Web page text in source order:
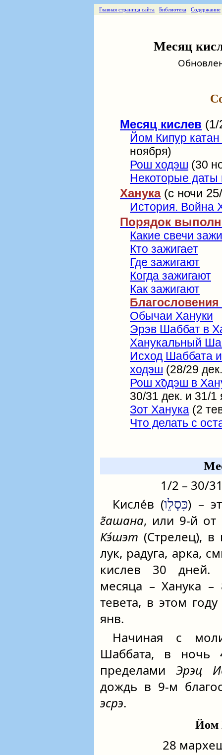
Главная страница сайта Библиотека Содержание
Месяц
Месяц кислев (1/
Йом Кипур
ноября)
Рош ходэш (30
Некоторые даты
Ханука(с ночи
История. Война
Порядок
Какие свечи
Кто зажигает
Где зажигают
Когда зажигают
Как зажигают
Благословения
Обычаи Хануки
Эрэв Шаббат в
Ханукальный
Исход Шаббата
ходэш (28/29
Рош х̃одэш в
30/31 дек. и 31/1
Зот Ханука (2
Что делать с
1/2 – 30/
Кисле́в (כִּסְלֵו) –
г̃ашана, или 9-й от
Кэ́шэт (Стрелец),
лук, радуга, арка,
кислев 30 дней.
месяца – Ханука
тевета, в этом
янв.
Начиная с
Шаббата, в ночь
пределами Эрэц
дождь в 9-м
эсрэ.
Йом
28